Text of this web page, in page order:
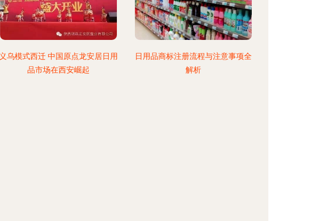
义乌模式西迁 中国原点龙安居日用
品市场在西安崛起
日用品商标注册流程与注意事项全
解析